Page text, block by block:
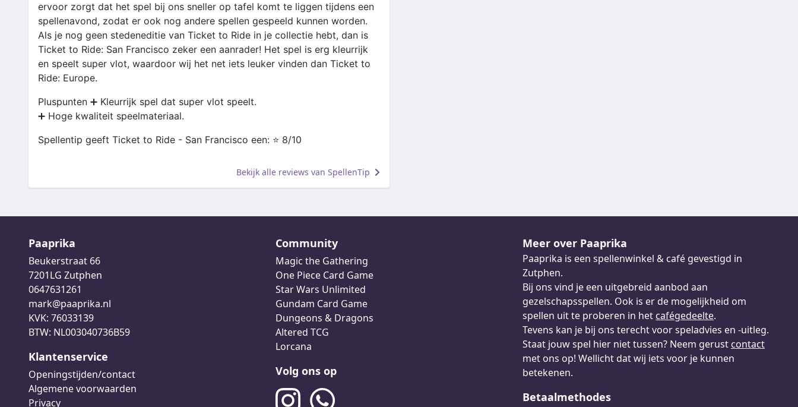
ervoor zorgt dat het spel bij ons sneller op tafel komt te liggen tijdens een
spellenavond, zodat er ook nog andere spellen gespeeld kunnen worden.
Als je nog geen stedeneditie van Ticket to Ride in je collectie hebt, dan is
Ticket to Ride: San Francisco zeker een aanrader! Het spel is erg kleurrijk
en speelt super vlot, waardoor wij het net iets leuker vinden dan Ticket to
Ride: Europe.
Pluspunten ➕ Kleurrijk spel dat super vlot speelt.
➕ Hoge kwaliteit speelmateriaal.
Spellentip geeft Ticket to Ride - San Francisco een: ⭐️ 8/10
Bekijk alle reviews van SpellenTip
Paaprika
Beukerstraat 66
7201LG Zutphen
0647631261
mark@paaprika.nl
KVK: 76033139
BTW: NL003040736B59
Klantenservice
Openingstijden/contact
Algemene voorwaarden
Privacy
Community
Magic the Gathering
One Piece Card Game
Star Wars Unlimited
Gundam Card Game
Dungeons & Dragons
Altered TCG
Lorcana
Volg ons op
Meer over Paaprika
Paaprika is een spellenwinkel & café gevestigd in
Zutphen.
Bij ons vind je een uitgebreid aanbod aan
gezelschapsspellen. Ook is er de mogelijkheid om
spellen uit te proberen in het cafégedeelte.
Tevens kan je bij ons terecht voor speladvies en -uitleg.
Staat jouw spel hier niet tussen? Neem gerust contact
met ons op! Wellicht dat wij iets voor je kunnen
betekenen.
Betaalmethodes